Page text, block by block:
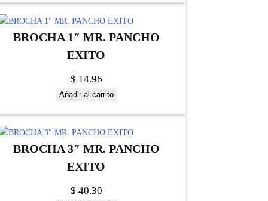
BROCHA 1″ MR. PANCHO
EXITO
$ 14.96
Añadir al carrito
BROCHA 3″ MR. PANCHO
EXITO
$ 40.30